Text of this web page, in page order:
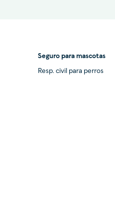
Seguro para mascotas
Resp. civil para perros